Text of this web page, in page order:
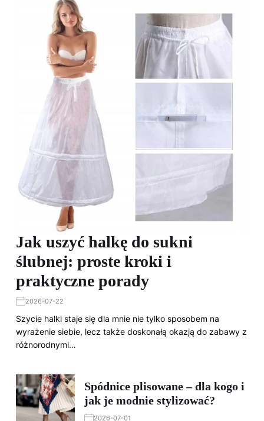
Jak uszyć halkę do sukni
ślubnej: proste kroki i
praktyczne porady
2026-07-22
Szycie halki staje się dla mnie nie tylko sposobem na
wyrażenie siebie, lecz także doskonałą okazją do zabawy z
różnorodnymi…
Spódnice plisowane – dla kogo i
jak je modnie stylizować?
2026-07-01